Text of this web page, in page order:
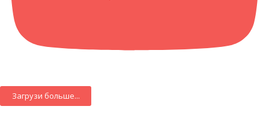
Загрузи больше...